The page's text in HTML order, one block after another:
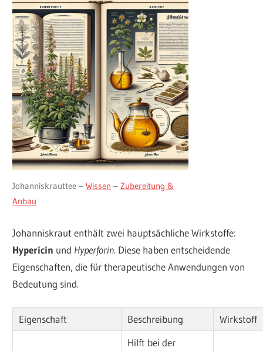
Johanniskrauttee –Wissen –Zubereitung &
Anbau
Johanniskraut enthält zwei hauptsächliche Wirkstoffe:
Hypericin und Hyperforin. Diese haben entscheidende
Eigenschaften, die für therapeutische Anwendungen von
Bedeutung sind.
Eigenschaft Beschreibung Wirkstoff
Hilft bei der